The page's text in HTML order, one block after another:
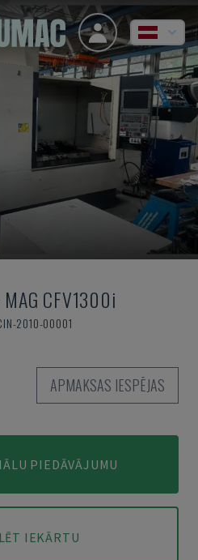
MAG CFV1300i
2010-00001
APMAKSAS IESPĒJAS
PIEDĀVĀJUMU
IEKĀRTU